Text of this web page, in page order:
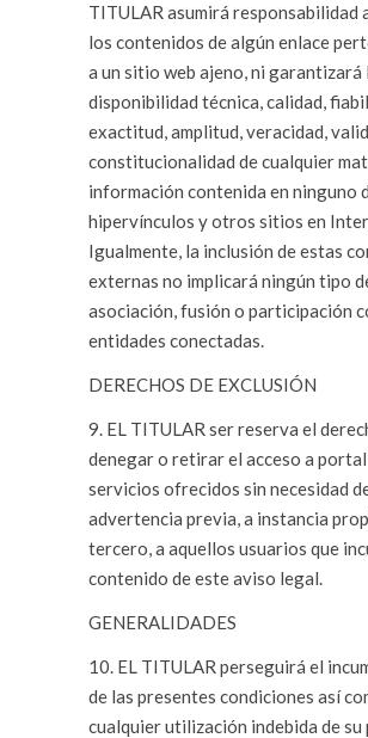
TITULAR asumirá responsabilidad
los contenidos de algún enlace
a un sitio web ajeno, ni garantizará
disponibilidad técnica, calidad,
exactitud, amplitud, veracidad,
constitucionalidad de cualquier
información contenida en ninguno
hipervínculos y otros sitios en
Igualmente, la inclusión de estas
externas no implicará ningún tipo
asociación, fusión o participación
entidades conectadas.
DERECHOS DE EXCLUSIÓN
9. EL TITULAR ser reserva el
denegar o retirar el acceso a
servicios ofrecidos sin necesidad
advertencia previa, a instancia
tercero, a aquellos usuarios que
contenido de este aviso legal.
GENERALIDADES
10. EL TITULAR perseguirá el
de las presentes condiciones así
cualquier utilización indebida de